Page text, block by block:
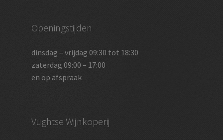
Openingstijden
dinsdag – vrijdag 09:30 tot 18:30
zaterdag 09:00 – 17:00
en op afspraak
Vughtse Wijnkoperij